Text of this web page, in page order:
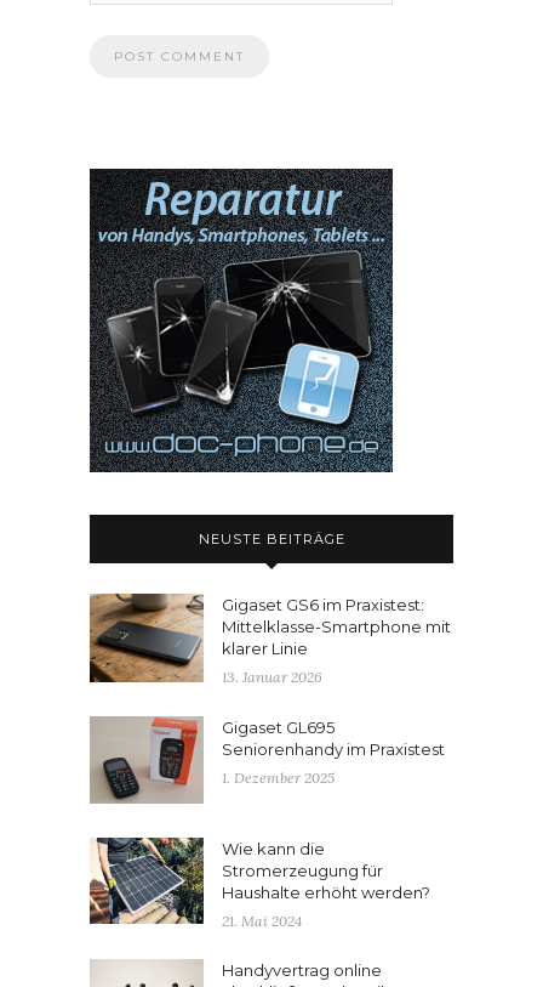
NEUSTE BEITRÄGE
Gigaset GS6 im Praxistest:
Mittelklasse-Smartphone mit
klarer Linie
13. Januar 2026
Gigaset GL695
Seniorenhandy im Praxistest
1. Dezember 2025
Wie kann die
Stromerzeugung für
Haushalte erhöht werden?
21. Mai 2024
Handyvertrag online